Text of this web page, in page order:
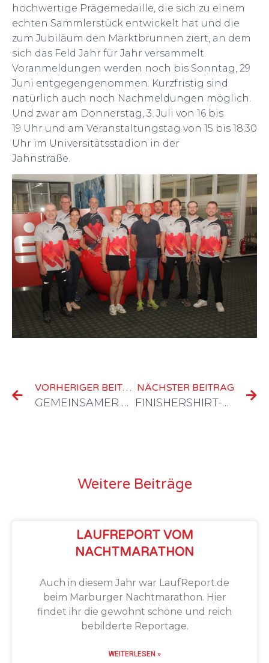
hochwertige Prägemedaille, die sich zu einem
echten Sammlerstück entwickelt hat und die
zum Jubiläum den Marktbrunnen ziert, an dem
sich das Feld Jahr für Jahr versammelt.
Voranmeldungen werden noch bis Sonntag, 29
Juni entgegengenommen. Kurzfristig sind
natürlich auch noch Nachmeldungen möglich.
Und zwar am Donnerstag, 3. Juli von 16 bis
19 Uhr und am Veranstaltungstag von 15 bis 18:30
Uhr im Universitätsstadion in der
Jahnstraße.
VORHERIGER BEITRAG
GEMEINSAMER LAUFTREFF VORM NACHTMARATHON
NÄCHSTER BEITRAG
FINISHERSHIRT-AUSGABE
Weitere Beiträge
LAUFREPORT VOM
NACHTMARATHON
Auch in diesem Jahr war LaufReport.de
beim Marburger Nachtmarathon. Hier
findet ihr die gewohnt schöne und reich
bebilderte Reportage.
WEITERLESEN »